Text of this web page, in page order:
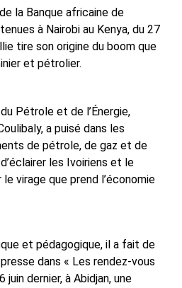
la Banque africaine de
à Nairobi au Kenya, du 27
tire son origine du boom que
et pétrolier.
Pétrole et de l’Énergie,
a puisé dans les
de pétrole, de gaz et de
les Ivoiriens et le
virage que prend l’économie
et pédagogique, il a fait de
dans « Les rendez-vous
dernier, à Abidjan, une